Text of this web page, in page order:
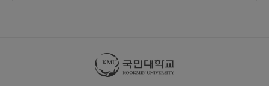
국민대학교